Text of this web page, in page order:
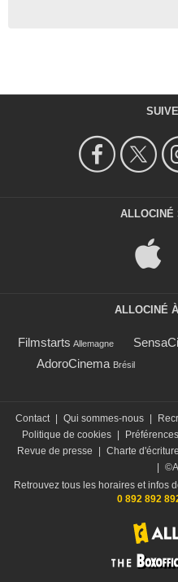
ALLOCINÉ
ALLOCINÉ
Filmstarts Allemagne
AdoroCinema Brésil
Contact Qui sommes-nous
Politique de cookies
Revue de presse
Charte d'écriture
Retrouvez tous les horaires et infos
0 892 892